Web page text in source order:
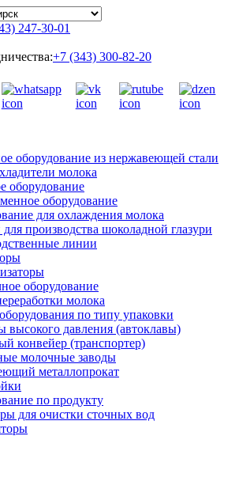
247-30-01
+7 (343) 300-82-20
оборудование из нержавеющей стали
молока
оборудование
оборудование
для охлаждения молока
производства шоколадной глазури
линии
оборудование
молока
по типу упаковки
высокого давления (автоклавы)
конвейер (транспортер)
молочные заводы
металлопрокат
по продукту
для очистки сточных вод